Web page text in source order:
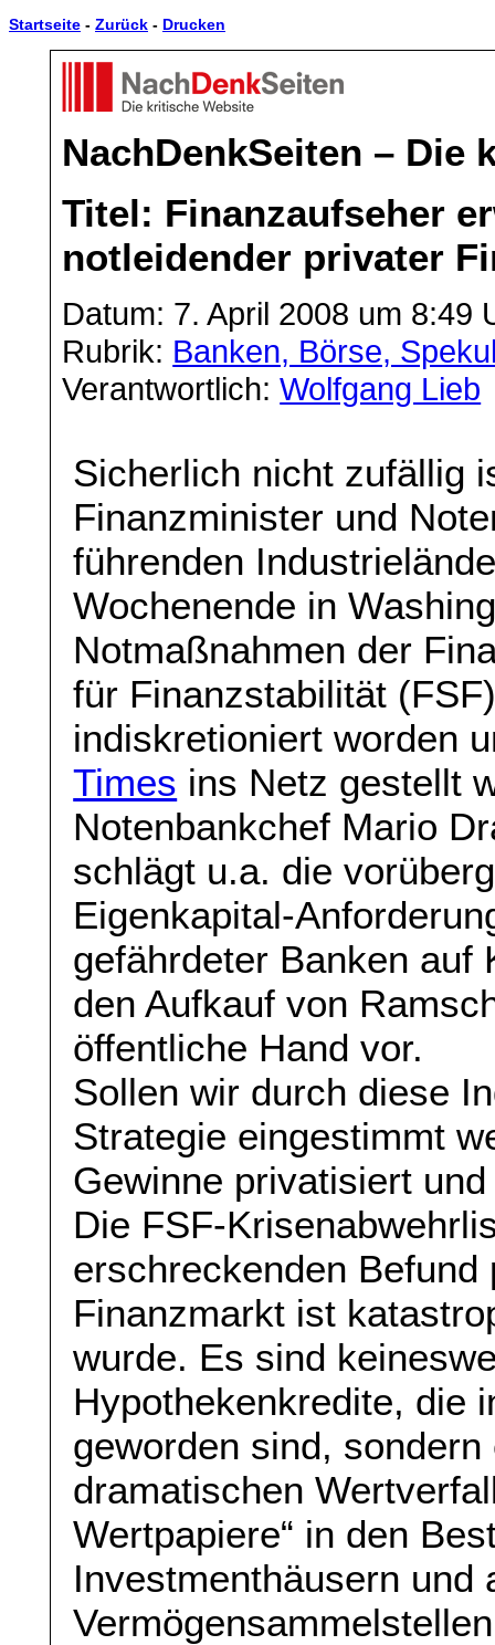
Startseite - Zurück - Drucken
NachDenkSeiten – Die
Titel: Finanzaufseher
notleidender privater
Datum: 7. April 2008 um 8:49
Rubrik: Banken, Börse,
Verantwortlich:Wolfgang Lieb
Sicherlich nicht zufällig
Finanzminister und
führenden
Wochenende in
Notmaßnahmen der
für Finanzstabilität
indiskretioniert worden
Times ins Netz gestellt
Notenbankchef Mario
schlägt u.a. die
Eigenkapital-
gefährdeter Banken auf
den Aufkauf von
öffentliche Hand vor.
Sollen wir durch diese
Strategie eingestimmt
Gewinne privatisiert
Die FSF-
erschreckenden
Finanzmarkt ist
wurde. Es sind
Hypothekenkredite, die
geworden sind,
dramatischen
Wertpapiere“ in den
Investmenthäusern und